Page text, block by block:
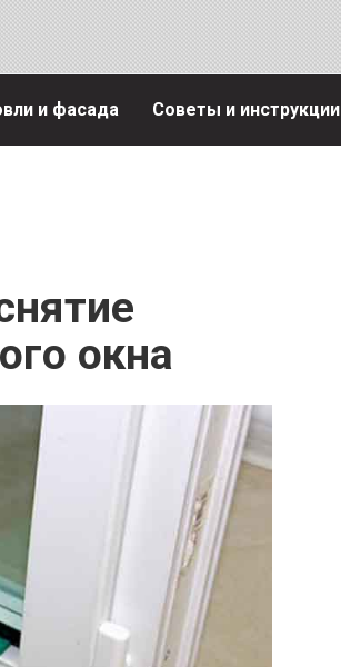
и фасада Советы и инструкции
окна